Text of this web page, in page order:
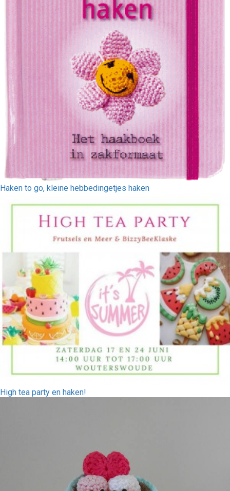
Haken to go, kleine hebbedingetjes haken
High tea party en haken!